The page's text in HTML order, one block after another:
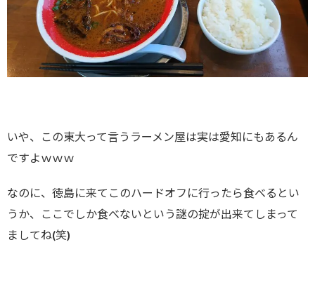
いや、この東大って言うラーメン屋は実は愛知にもあるん
ですよｗｗｗ
なのに、徳島に来てこのハードオフに行ったら食べるとい
うか、ここでしか食べないという謎の掟が出来てしまって
ましてね(笑)